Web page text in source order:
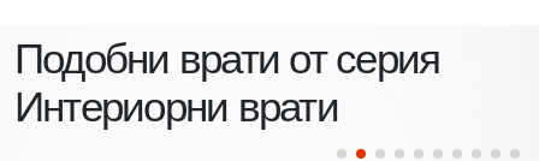
Подобни врати от серия
Интериорни врати